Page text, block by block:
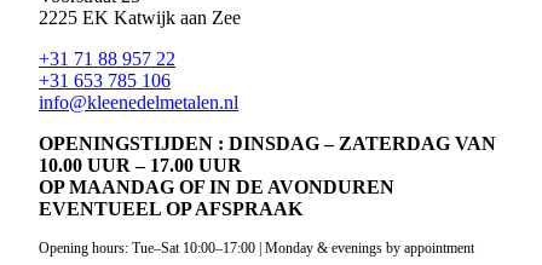
2225 EK Katwijk aan Zee
+31 71 88 957 22
+31 653 785 106
info@kleenedelmetalen.nl
OPENINGSTIJDEN : DINSDAG – ZATERDAG VAN
10.00 UUR – 17.00 UUR
OP MAANDAG OF IN DE AVONDUREN
EVENTUEEL OP AFSPRAAK
Opening hours: Tue–Sat 10:00–17:00 | Monday & evenings by appointment